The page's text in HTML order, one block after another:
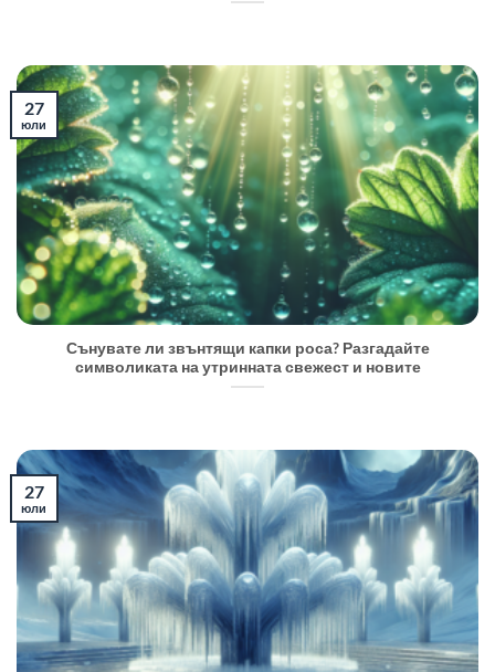
Сънувате ли звънтящи капки роса? Разгадайте
символиката на утринната свежест и новите
27
юли
27
юли